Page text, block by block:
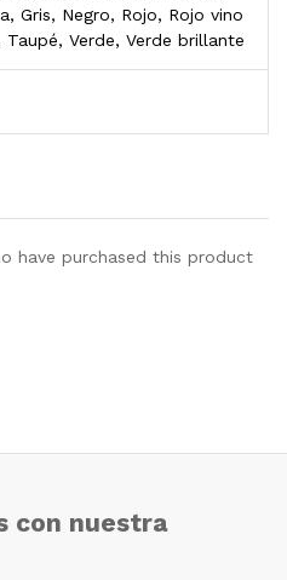
Gris, Negro, Rojo, Rojo vino
Verde, Verde brillante
have purchased this product
con nuestra